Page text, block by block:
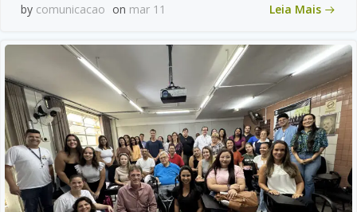
by comunicacao on mar 11 Leia Mais